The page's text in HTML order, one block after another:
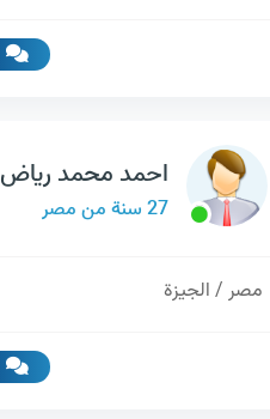
احمد محمد رياض
27 سنة من مصر
مصر / الجيزة